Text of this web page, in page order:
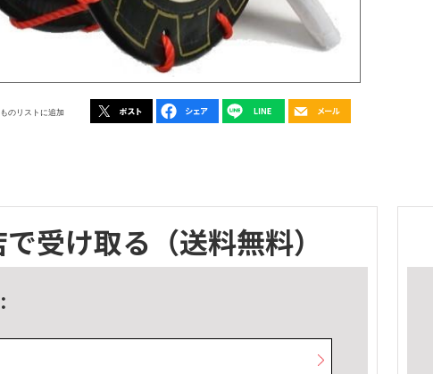
のリストに追加
で受け取る （送料無料）